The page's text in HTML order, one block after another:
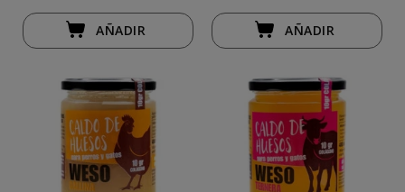
AÑADIR AÑADIR